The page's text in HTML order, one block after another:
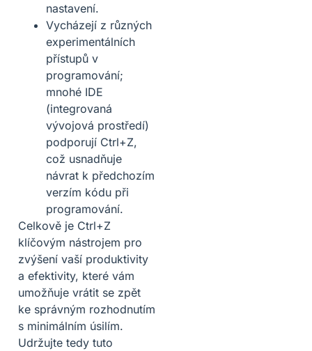
nastavení.
Vycházejí z různých
experimentálních
přístupů v
programování;
mnohé IDE
(integrovaná
vývojová prostředí)
podporují Ctrl+Z,
což usnadňuje
návrat k předchozím
verzím kódu při
programování.
Celkově je Ctrl+Z
klíčovým nástrojem pro
zvýšení vaší produktivity
a efektivity, které vám
umožňuje vrátit se zpět
ke správným rozhodnutím
s minimálním úsilím.
Udržujte tedy tuto